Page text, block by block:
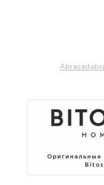
Оригинальные